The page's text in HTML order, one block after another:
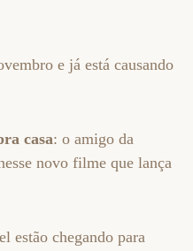
e já está causando
casa: o amigo da
novo filme que lança
estão chegando para